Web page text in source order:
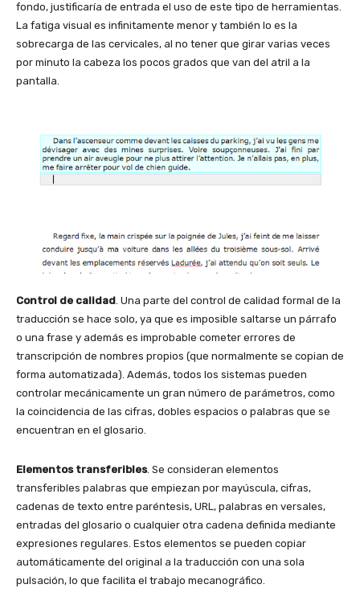
fondo, justificaría de entrada el uso de este tipo de herramientas.
La fatiga visual es infinitamente menor y también lo es la
sobrecarga de las cervicales, al no tener que girar varias veces
por minuto la cabeza los pocos grados que van del atril a la
pantalla.
Control de calidad . Una parte del control de calidad formal de la
traducción se hace solo, ya que es imposible saltarse un párrafo
o una frase y además es improbable cometer errores de
transcripción de nombres propios (que normalmente se copian de
forma automatizada). Además, todos los sistemas pueden
controlar mecánicamente un gran número de parámetros, como
la coincidencia de las cifras, dobles espacios o palabras que se
encuentran en el glosario.
Elementos transferibles. Se consideran elementos
transferibles palabras que empiezan por mayúscula, cifras,
cadenas de texto entre paréntesis, URL, palabras en versales,
entradas del glosario o cualquier otra cadena definida mediante
expresiones regulares. Estos elementos se pueden copiar
automáticamente del original a la traducción con una sola
pulsación, lo que facilita el trabajo mecanográfico.